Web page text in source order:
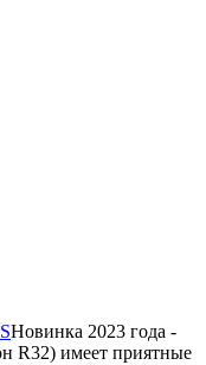
Новинка 2023 года -
R32) имеет приятные